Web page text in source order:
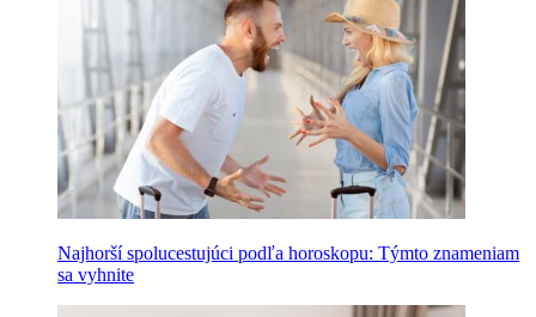
Najhorší spolucestujúci podľa horoskopu: Týmto znameniam
sa vyhnite